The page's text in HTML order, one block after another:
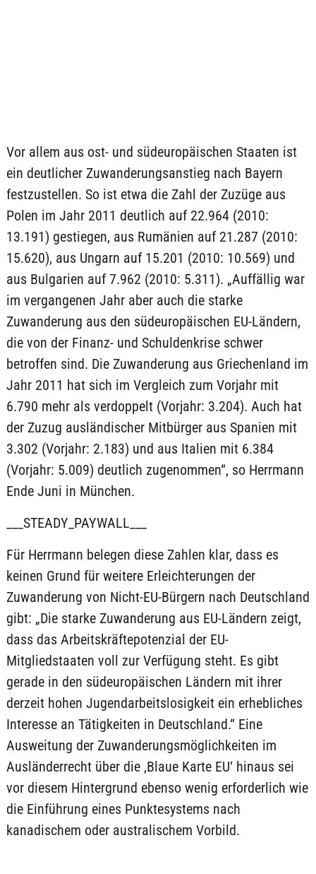
Vor allem aus ost- und südeuropäischen Staaten ist
ein deutlicher Zuwanderungsanstieg nach Bayern
festzustellen. So ist etwa die Zahl der Zuzüge aus
Polen im Jahr 2011 deutlich auf 22.964 (2010:
13.191) gestiegen, aus Rumänien auf 21.287 (2010:
15.620), aus Ungarn auf 15.201 (2010: 10.569) und
aus Bulgarien auf 7.962 (2010: 5.311). „Auffällig war
im vergangenen Jahr aber auch die starke
Zuwanderung aus den südeuropäischen EU-Ländern,
die von der Finanz- und Schuldenkrise schwer
betroffen sind. Die Zuwanderung aus Griechenland im
Jahr 2011 hat sich im Vergleich zum Vorjahr mit
6.790 mehr als verdoppelt (Vorjahr: 3.204). Auch hat
der Zuzug ausländischer Mitbürger aus Spanien mit
3.302 (Vorjahr: 2.183) und aus Italien mit 6.384
(Vorjahr: 5.009) deutlich zugenommen“, so Herrmann
Ende Juni in München.
___STEADY_PAYWALL___
Für Herrmann belegen diese Zahlen klar, dass es
keinen Grund für weitere Erleichterungen der
Zuwanderung von Nicht-EU-Bürgern nach Deutschland
gibt: „Die starke Zuwanderung aus EU-Ländern zeigt,
dass das Arbeitskräftepotenzial der EU-
Mitgliedstaaten voll zur Verfügung steht. Es gibt
gerade in den südeuropäischen Ländern mit ihrer
derzeit hohen Jugendarbeitslosigkeit ein erhebliches
Interesse an Tätigkeiten in Deutschland.“ Eine
Ausweitung der Zuwanderungsmöglichkeiten im
Ausländerrecht über die ‚Blaue Karte EU‘ hinaus sei
vor diesem Hintergrund ebenso wenig erforderlich wie
die Einführung eines Punktesystems nach
kanadischem oder australischem Vorbild.